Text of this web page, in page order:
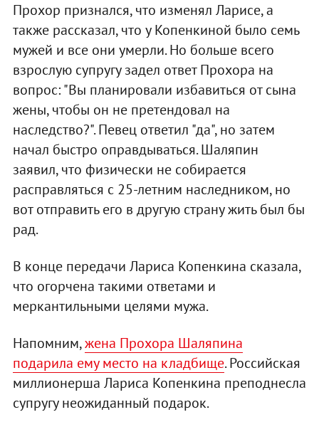
Прохор признался, что изменял Ларисе, а
также рассказал, что у Копенкиной было семь
мужей и все они умерли. Но больше всего
взрослую супругу задел ответ Прохора на
вопрос: "Вы планировали избавиться от сына
жены, чтобы он не претендовал на
наследство?". Певец ответил "да", но затем
начал быстро оправдываться. Шаляпин
заявил, что физически не собирается
расправляться с 25-летним наследником, но
вот отправить его в другую страну жить был бы
рад.
В конце передачи Лариса Копенкина сказала,
что огорчена такими ответами и
меркантильными целями мужа.
Напомним,жена Прохора Шаляпина
подарила ему место на кладбище. Российская
миллионерша Лариса Копенкина преподнесла
супругу неожиданный подарок.